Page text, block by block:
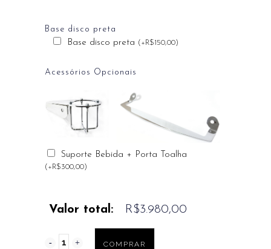
Base disco preta
Base disco preta ( +R$150,00)
Acessórios Opcionais
Suporte Bebida + Porta Toalha
( +R$300,00)
Valor total: R$3.980,00
COMPRAR